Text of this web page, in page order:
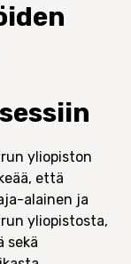
yliopiston
että
alainen ja
yliopistosta,
sekä